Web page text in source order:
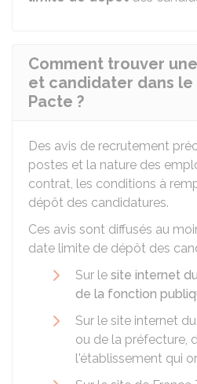
Comment trouver
et candidater dans
Pacte ?
Des avis de recrutement
postes et la nature des
contrat, les conditions à
dépôt des candidatures.
Ces avis sont diffusés au
date limite de dépôt des
Sur le site internet
de la fonction
Sur le site internet
ou de la préfecture,
l'établissement qui